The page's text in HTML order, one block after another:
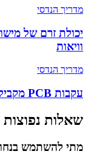
מדריך הנדסי
וויאות
מדריך הנדסי
עקבות PCB מקבילות: חלוקת זרם, ויאות ורוחב נחושת
שאלות נפוצות
מתי להשתמש